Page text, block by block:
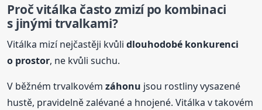
Proč vitálka často zmizí po kombinaci
s jinými trvalkami?
Vitálka mizí nejčastěji kvůlidlouhodobé konkurenci
o prostor, ne kvůli suchu.
V běžném trvalkovémzáhonu jsou rostliny vysazené
hustě, pravidelně zalévané a hnojené. Vitálka v takovém